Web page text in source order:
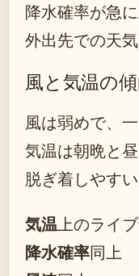
降水確率が急
外出先での天
風と気温の
風は弱めで、
気温は朝晩と
脱ぎ着しやす
気温上のライ
降水確率同上